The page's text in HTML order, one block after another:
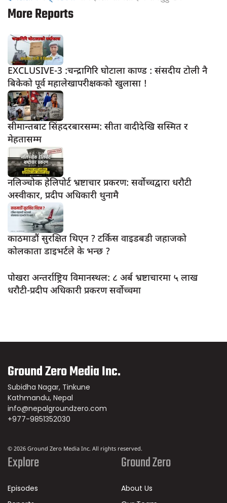
More Reports
EXCLUSIVE-3 :चन्द्रागिरि घोटाला काण्ड : संसदीय टोली नै
बिकेको पूर्व महालेखापरीक्षकको खुलासा !
सीमान्तबाट सिंहदरबारसम्म: सीता वादीदेखि सस्मित र
मेहतासम्म
नलिञ्चोक हेलिपोर्ट भ्रष्टाचार प्रकरण: सर्वोच्चद्वारा धरौटी
अस्वीकार, प्रदीप अधिकारी थुनामै
काठमाडौं सुरक्षित थिएन ? टर्किस वाइडबडी जहाजको
कोलकाता डाइभर्टले के भन्छ ?
पोखरा अन्तर्राष्ट्रिय विमानस्थल: ८ अर्ब भ्रष्टाचारमा ५ लाख
धरौटी-प्रदीप अधिकारी प्रकरण सर्वोच्चमा
Ground Zero Media Inc.
Subidha Nagar, Tinkune
Kathmandu, Nepal
info@nepalgroundzero.com
+977-9851352030
© 2026 Ground Zero Media Inc. All rights reserved.
Explore
Episodes
Ground Zero
About Us